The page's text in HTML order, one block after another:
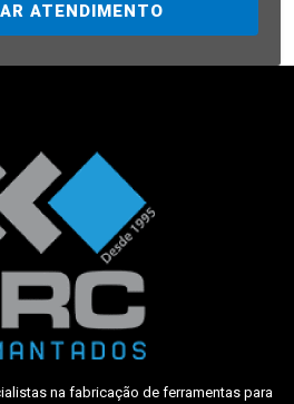
ATENDIMENTO
na fabricação de ferramentas para